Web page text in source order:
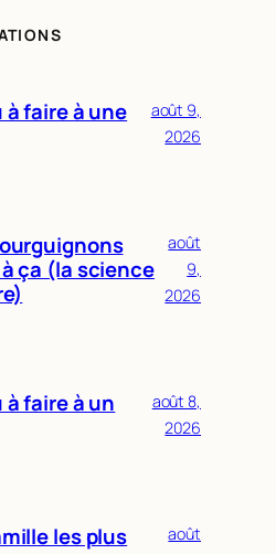
à faire à une
août 9,
2026
ça (la science
août
9,
2026
à faire à un
août 8,
2026
les plus
août